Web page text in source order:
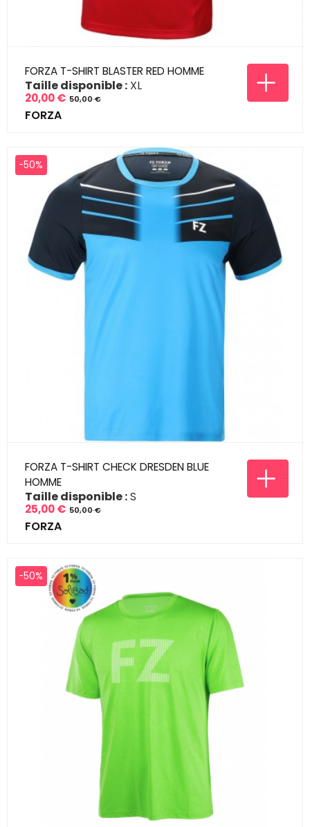
FORZA T-SHIRT BLASTER RED HOMME
Prix
20,00 €
Prix
de
50,00 €
Taille disponible : XL
FORZA
FORZA T-SHIRT CHECK DRESDEN BLUE
HOMME
Prix
25,00 €
Prix
de
50,00 €
Taille disponible :S
FORZA
-50%
-50%